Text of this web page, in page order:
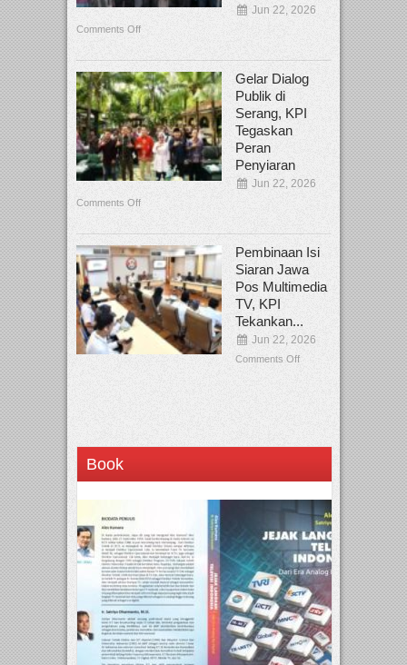
Jun 22, 2026
Comments Off
Gelar Dialog
Publik di
Serang, KPI
Tegaskan
Peran
Penyiaran
Jun 22, 2026
Comments Off
Pembinaan Isi
Siaran Jawa
Pos Multimedia
TV, KPI
Tekankan...
Jun 22, 2026
Comments Off
Book